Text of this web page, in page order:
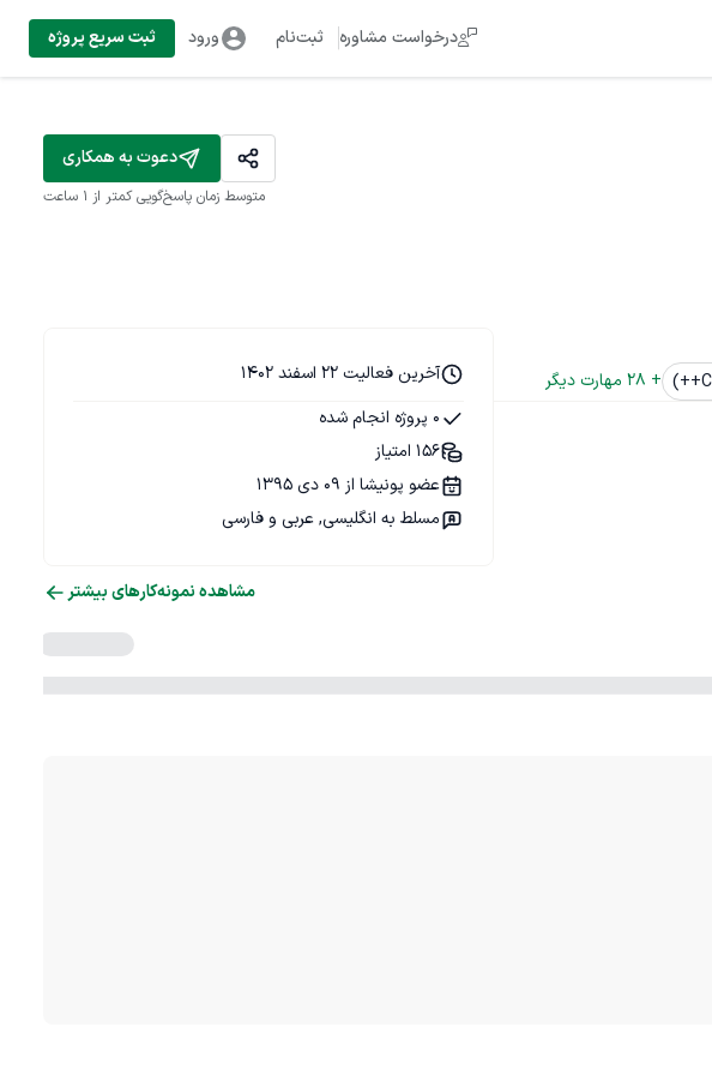
درخواست مشاوره ثبت‌نام ورود ثبت سریع پروژه
دعوت به همکاری
متوسط زمان پاسخ‌گویی کمتر از 1 ساعت
+
28 مهارت دیگر
آخرین فعالیت 22 اسفند 1402
0 پروژه انجام شده
156 امتیاز
عضو پونیشا از 09 دی 1395
مسلط به انگلیسی, عربی و فارسی
مشاهده نمونه‌کارهای بیشتر